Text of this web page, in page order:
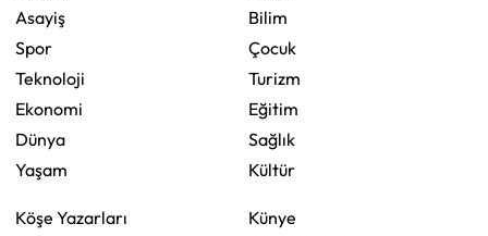
Asayiş
Spor
Teknoloji
Ekonomi
Dünya
Yaşam
Bilim
Çocuk
Turizm
Eğitim
Sağlık
Kültür
Köşe Yazarları
Künye